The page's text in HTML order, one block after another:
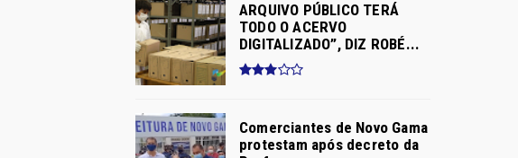
ARQUIVO PÚBLICO TERÁ
TODO O ACERVO
DIGITALIZADO”, DIZ ROBÉ...
Comerciantes de Novo Gama
protestam após decreto da